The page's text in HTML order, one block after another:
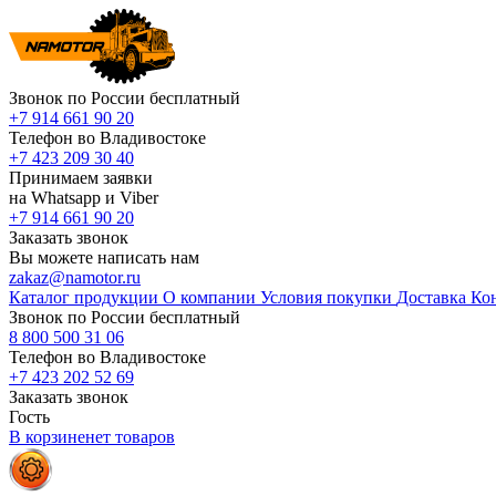
Звонок по России бесплатный
+7 914 661 90 20
Телефон во Владивостоке
+7 423 209 30 40
Принимаем заявки
на Whatsapp и Viber
+7 914 661 90 20
Заказать звонок
Вы можете написать нам
zakaz@namotor.ru
Каталог продукции О компании Условия покупки Доставка
Звонок по России бесплатный
8 800 500 31 06
Телефон во Владивостоке
+7 423 202 52 69
Заказать звонок
Гость
В корзиненет товаров